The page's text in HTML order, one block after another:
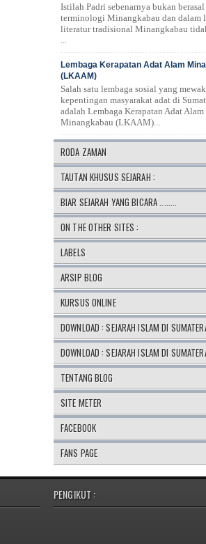
Istilah Padri sebenarnya bukan
terminologi Minangkabau dan dalam
literatur tradisional Minangkabau
Lembaga Kerapatan Adat Alam
(LKAAM)
Salah satu lembaga sosial yang
kepentingan masyarakat adat di
adalah Lembaga Kerapatan Adat Alam
Minangkabau (LKAAM)...
RODA ZAMAN
TAUTAN KHUSUS SEJARAH :
BIAR SEJARAH YANG BICARA ........
ON THE OTHER SITES :
LABELS
ARSIP BLOG
KURSUS ONLINE
DOWNLOAD : SEJARAH ISLAM DI
DOWNLOAD : SEJARAH ISLAM DI
TENTANG BLOG
SITE METER
FACEBOOK
FANS PAGE
PENGIKUT :